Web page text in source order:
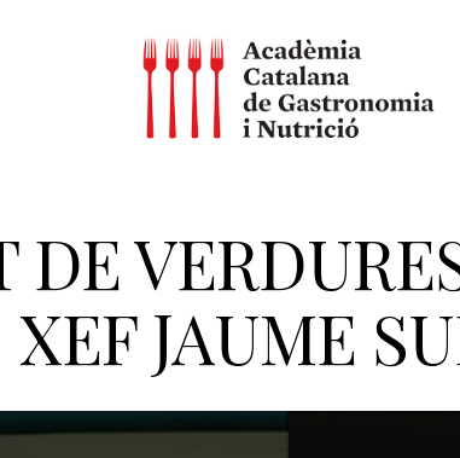
DE
XEF JAUME